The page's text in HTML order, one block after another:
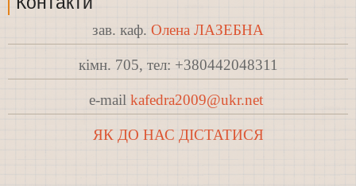
зав. каф. Олена ЛАЗЕБНА
кімн. 705, тел: +380442048311
e-mail kafedra2009@ukr.net
ЯК ДО НАС ДІСТАТИСЯ